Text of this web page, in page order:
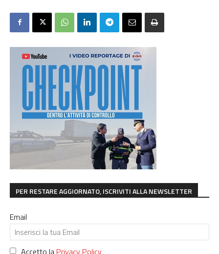
PER RESTARE AGGIORNATO, ISCRIVITI ALLA NEWSLETTER
Email
Accetto la Privacy Policy